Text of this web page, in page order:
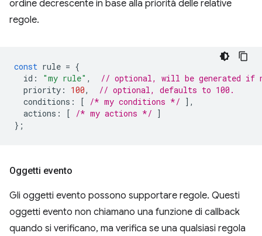
ordine decrescente in base alla priorità delle relative
regole.
const rule = {
id : "my rule" ,
// optional, will be generated if
priority : 100,
// optional, defaults to 100.
conditions : [ /* my conditions */ ],
actions : [ /* my actions */ ]
};
Oggetti evento
Gli oggetti evento possono supportare regole. Questi
oggetti evento non chiamano una funzione di callback
quando si verificano, ma verifica se una qualsiasi regola